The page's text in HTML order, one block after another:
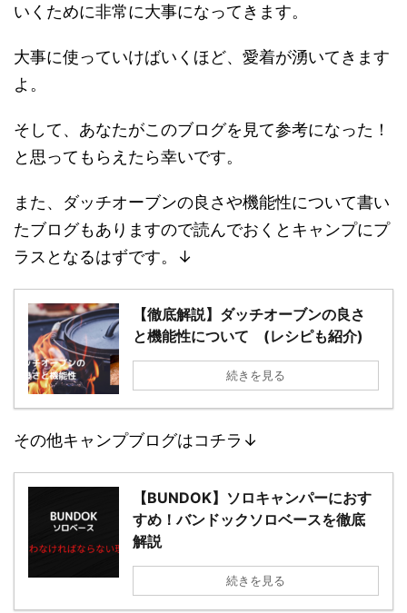
いくために非常に大事になってきます。
大事に使っていけばいくほど、愛着が湧いてきます
よ。
そして、あなたがこのブログを見て参考になった！
と思ってもらえたら幸いです。
また、ダッチオーブンの良さや機能性について書い
たブログもありますので読んでおくとキャンプにプ
ラスとなるはずです。↓
【徹底解説】ダッチオーブンの良さ
と機能性について (レシピも紹介)
続きを見る
その他キャンプブログはコチラ↓
【BUNDOK】ソロキャンパーにおす
すめ！バンドックソロベースを徹底
解説
続きを見る